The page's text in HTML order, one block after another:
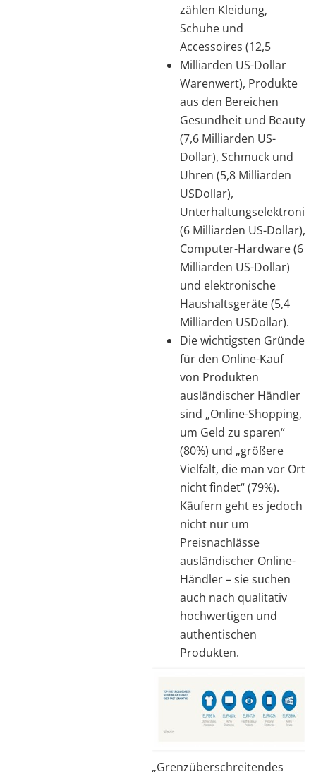
zählen Kleidung,
Schuhe und
Accessoires (12,5
Milliarden US-Dollar
Warenwert), Produkte
aus den Bereichen
Gesundheit und Beauty
(7,6 Milliarden US-
Dollar), Schmuck und
Uhren (5,8 Milliarden
USDollar),
Unterhaltungselektronik
(6 Milliarden US-Dollar),
Computer-Hardware (6
Milliarden US-Dollar)
und elektronische
Haushaltsgeräte (5,4
Milliarden USDollar).
Die wichtigsten Gründe
für den Online-Kauf
von Produkten
ausländischer Händler
sind „Online-Shopping,
um Geld zu sparen“
(80%) und „größere
Vielfalt, die man vor Ort
nicht findet“ (79%).
Käufern geht es jedoch
nicht nur um
Preisnachlässe
ausländischer Online-
Händler – sie suchen
auch nach qualitativ
hochwertigen und
authentischen
Produkten.
„Grenzüberschreitendes